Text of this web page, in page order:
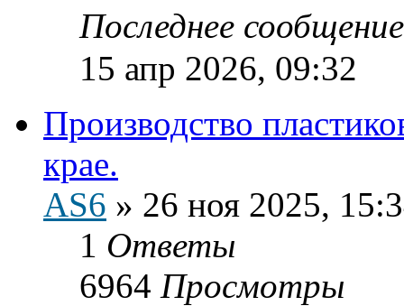
Последнее
15 апр 2026, 09:32
Производство
крае.
AS6 » 26 ноя 2025,
1 Ответы
6964 Просмотры